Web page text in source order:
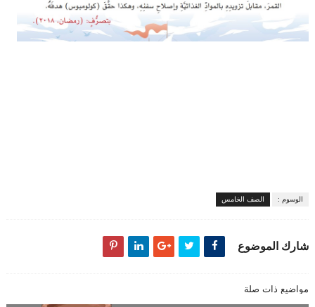
الوسوم : الصف الخامس
شارك الموضوع
مواضيع ذات صلة